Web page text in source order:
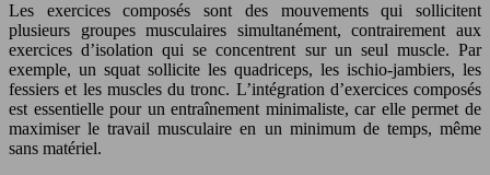
Les exercices composés sont des mouvements qui sollicitent
plusieurs groupes musculaires simultanément, contrairement aux
exercices d’isolation qui se concentrent sur un seul muscle. Par
exemple, un squat sollicite les quadriceps, les ischio-jambiers, les
fessiers et les muscles du tronc. L’intégration d’exercices composés
est essentielle pour un entraînement minimaliste, car elle permet de
maximiser le travail musculaire en un minimum de temps, même
sans matériel.